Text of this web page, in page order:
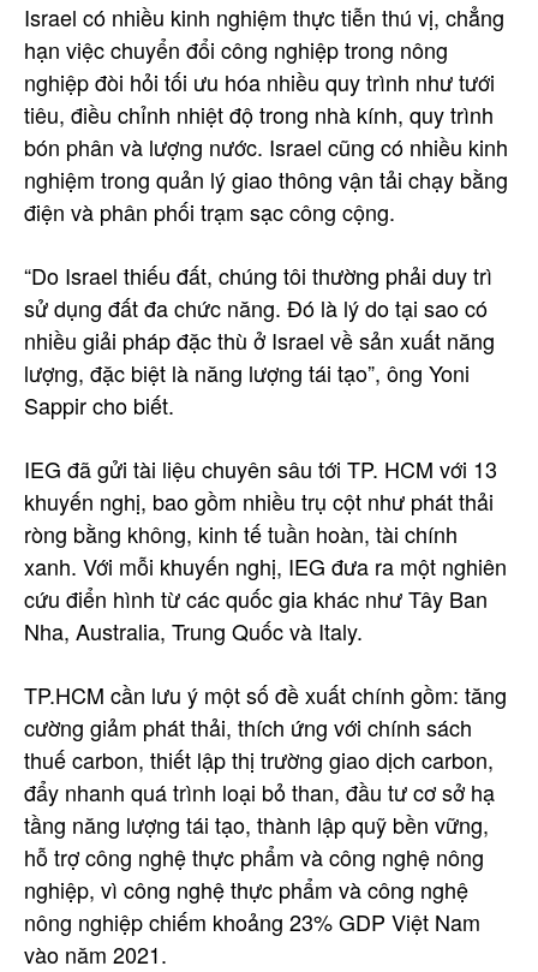
Israel có nhiều kinh nghiệm thực tiễn thú vị, chẳng
hạn việc chuyển đổi công nghiệp trong nông
nghiệp đòi hỏi tối ưu hóa nhiều quy trình như tưới
tiêu, điều chỉnh nhiệt độ trong nhà kính, quy trình
bón phân và lượng nước. Israel cũng có nhiều kinh
nghiệm trong quản lý giao thông vận tải chạy bằng
điện và phân phối trạm sạc công cộng.
“Do Israel thiếu đất, chúng tôi thường phải duy trì
sử dụng đất đa chức năng. Đó là lý do tại sao có
nhiều giải pháp đặc thù ở Israel về sản xuất năng
lượng, đặc biệt là năng lượng tái tạo”, ông Yoni
Sappir cho biết.
IEG đã gửi tài liệu chuyên sâu tới TP. HCM với 13
khuyến nghị, bao gồm nhiều trụ cột như phát thải
ròng bằng không, kinh tế tuần hoàn, tài chính
xanh. Với mỗi khuyến nghị, IEG đưa ra một nghiên
cứu điển hình từ các quốc gia khác như Tây Ban
Nha, Australia, Trung Quốc và Italy.
TP.HCM cần lưu ý một số đề xuất chính gồm: tăng
cường giảm phát thải, thích ứng với chính sách
thuế carbon, thiết lập thị trường giao dịch carbon,
đẩy nhanh quá trình loại bỏ than, đầu tư cơ sở hạ
tầng năng lượng tái tạo, thành lập quỹ bền vững,
hỗ trợ công nghệ thực phẩm và công nghệ nông
nghiệp, vì công nghệ thực phẩm và công nghệ
nông nghiệp chiếm khoảng 23% GDP Việt Nam
vào năm 2021.